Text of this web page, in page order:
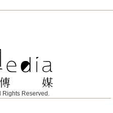
Rights Reserved.